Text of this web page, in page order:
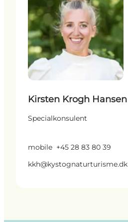
Kirsten Krogh Hansen
Specialkonsulent
mobile +45 28 83 80 39
kkh@kystognaturturisme.dk